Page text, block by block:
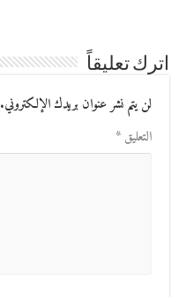
اترك تعليقاً
لن يتم نشر عنوان بريدك الإلكتروني.
التعليق*